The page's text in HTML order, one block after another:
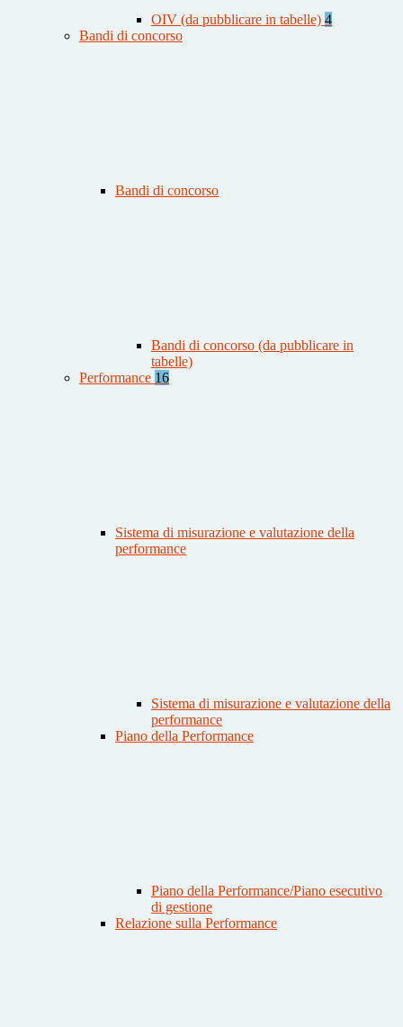
OIV (da pubblicare in tabelle) 4
Bandi di concorso
Bandi di concorso
Bandi di concorso (da pubblicare in
tabelle)
Performance 16
Sistema di misurazione e valutazione della
performance
Sistema di misurazione e valutazione della
performance
Piano della Performance
Piano della Performance/Piano esecutivo
di gestione
Relazione sulla Performance